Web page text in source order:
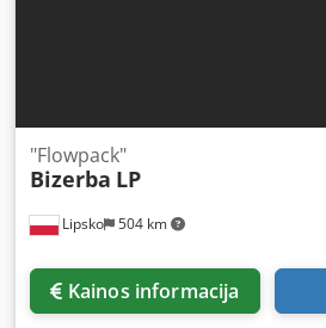
Lipsko 504 km
"Flowpack"
Bizerba LP
Kainos informacija